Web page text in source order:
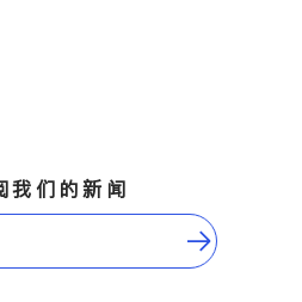
我们的新闻